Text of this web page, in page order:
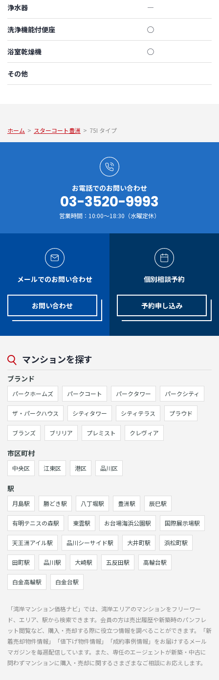
浄水器 ―
洗浄機能付便座 ◯
浴室乾燥機 ◯
その他
ホーム > スターコート豊洲 > 75I タイプ
お電話でのお問い合わせ
03-3520-9993
営業時間：10:00～18:30（水曜定休）
メールでのお問い合わせ
お問い合わせ
個別相談予約
予約申し込み
マンションを探す
ブランド
パークホームズ パークコート パークタワー パークシティ
ザ・パークハウス シティタワー シティテラス プラウド
ブランズ ブリリア プレミスト クレヴィア
市区町村
中央区 江東区 港区 品川区
駅
月島駅 勝どき駅 八丁堀駅 豊洲駅 辰巳駅
有明テニスの森駅 東雲駅 お台場海浜公園駅 国際展示場駅
天王洲アイル駅 品川シーサイド駅 大井町駅 浜松町駅
田町駅 品川駅 大崎駅 五反田駅 高輪台駅
白金高輪駅 白金台駅
「湾岸マンション価格ナビ」では、湾岸エリアのマンションをフリーワー
ド、エリア、駅から検索できます。会員の方は売出履歴や新築時のパンフレ
ット閲覧など、購入・売却する際に役立つ情報を調べることができます。「新
着売却物件情報」「値下げ物件情報」「成約事例情報」をお届けするメール
マガジンを毎週配信しています。また、専任のエージェントが新築・中古に
問わずマンションに購入・売却に関するさまざまなご相談にお応えします。